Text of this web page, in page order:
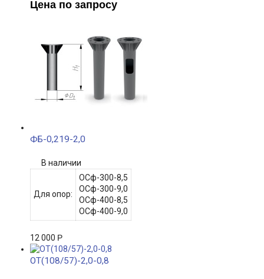
Цена по запросу
ФБ-0,219-2,0
В наличии
Для опор:
ОСф-300-8,5
ОСф-300-9,0
ОСф-400-8,5
ОСф-400-9,0
12 000 Р
ОТ(108/57)-2,0-0,8